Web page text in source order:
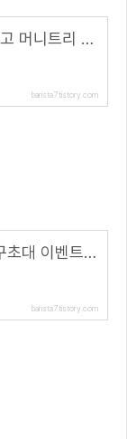
앱테크, 머니트리 가입하고 머니트리 캐시 500원 받자( 추천 코드 : HCUS5098 )
barista7.tistory.com
앱테크, 6월 H.Point 친구초대 이벤트 1000P 받기( 추천 코드 : 10684644 )
barista7.tistory.com